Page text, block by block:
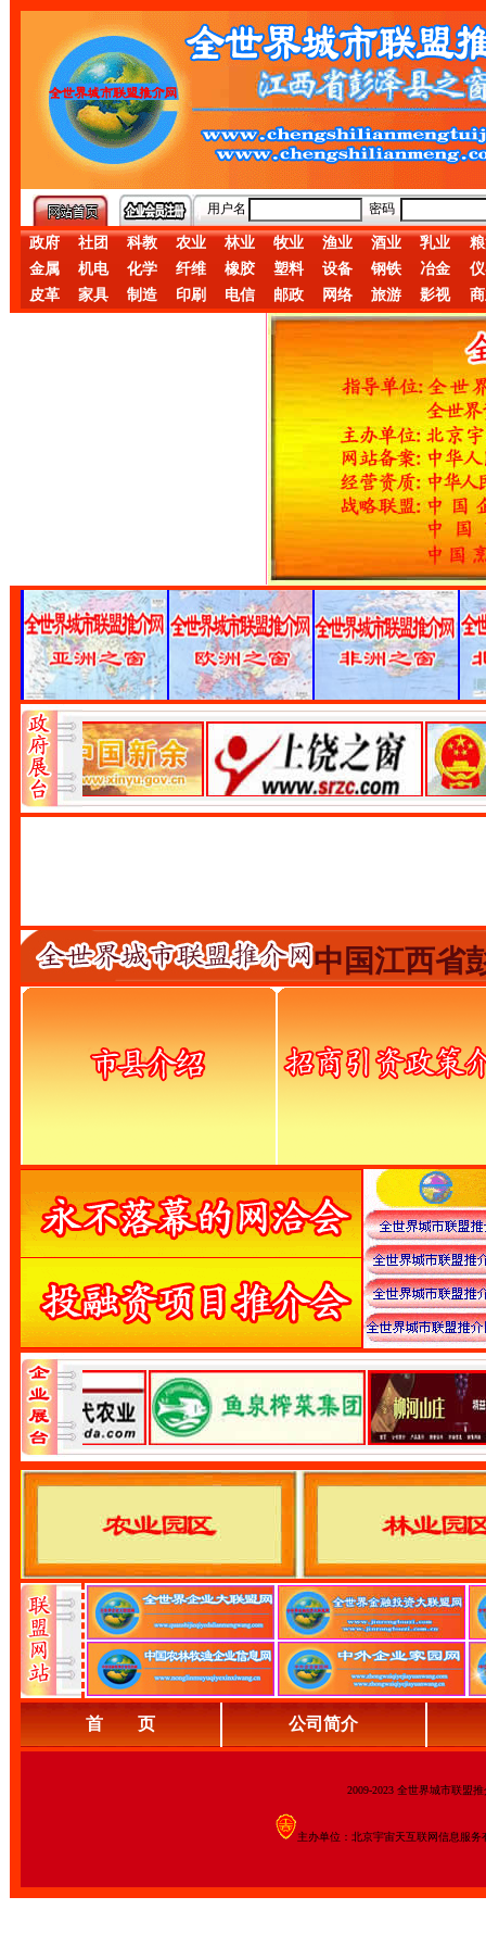
用户名 密码
政府 社团 科教 农业 林业 牧业 渔业 酒业 乳业
金属
机电 化学 纤维 橡胶 塑料 设备 钢铁 冶金
皮革
家具 制造 印刷 电信 邮政 网络 旅游 影视
中国江西省
首 页 公司简介
2009-2023 全世界城市联盟
主办单位：北京宇宙天互联网信息服